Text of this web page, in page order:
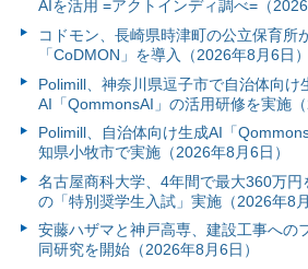
AIを活用 =アクトインディ調べ=（2026
コドモン、長崎県時津町の公立保育所
「CoDMON」を導入（2026年8月6日）
Polimill、神奈川県逗子市で自治体向け
AI「QommonsAI」の活用研修を実施（
Polimill、自治体向け生成AI「
知県小牧市で実施（2026年8月6日）
名古屋商科大学、4年間で最大360万円
の「特別奨学生入試」実施（2026年8月
安藤ハザマと神戸高専、建設工事への
同研究を開始（2026年8月6日）